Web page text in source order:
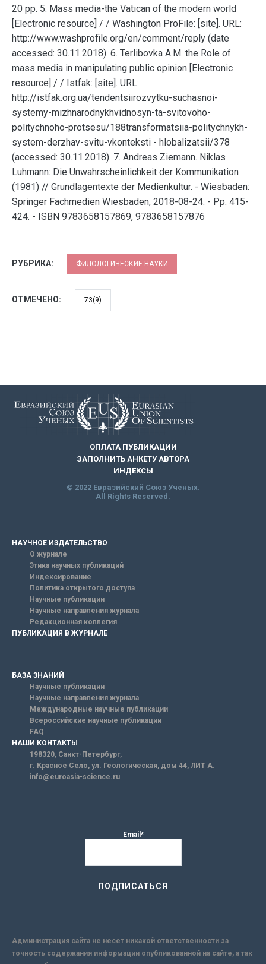
20 pp. 5. Mass media-the Vatican of the modern world
[Electronic resource] / / Washington ProFile: [site]. URL:
http://www.washprofile.org/en/comment/reply (date
accessed: 30.11.2018). 6. Terlibovka А.М. the Role of
mass media in manipulating public opinion [Electronic
resource] / / Istfak: [site]. URL:
http://istfak.org.ua/tendentsiirozvytku-suchasnoi-
systemy-mizhnarodnykhvidnosyn-ta-svitovoho-
politychnoho-protsesu/188transformatsiia-politychnykh-
system-derzhav-svitu-vkonteksti - hlobalizatsii/378
(accessed: 30.11.2018). 7. Andreas Ziemann. Niklas
Luhmann: Die Unwahrscheinlichkeit der Kommunikation
(1981) // Grundlagentexte der Medienkultur. - Wiesbaden:
Springer Fachmedien Wiesbaden, 2018-08-24. - Pp. 415-
424. - ISBN 9783658157869, 9783658157876
РУБРИКА: ФИЛОЛОГИЧЕСКИЕ НАУКИ
ОТМЕЧЕНО: 73(9)
ОПЛАТА ПУБЛИКАЦИИ
ЗАПОЛНИТЬ АНКЕТУ АВТОРА
ИНДЕКСЫ
© 2022 Евразийский Союз Ученых.
All Rights Reserved.
НАУЧНОЕ ИЗДАТЕЛЬСТВО
О журнале
Этика научных публикаций
Индексирование
Политика открытого доступа
Научные публикации
Научные направления журнала
Редакционная коллегия
ПУБЛИКАЦИЯ В ЖУРНАЛЕ
БАЗА ЗНАНИЙ
Научные публикации
Научные направления журнала
Международные научные публикации
Всероссийские научные публикации
FAQ
НАШИ КОНТАКТЫ
198320, Санкт-Петербург,
г. Красное Село, ул. Геологическая, дом 44, ЛИТ А.
info@euroasia-science.ru
Email*
Администрация сайта не несет никакой ответственности за
точность содержания информации опубликованной на сайте, а так